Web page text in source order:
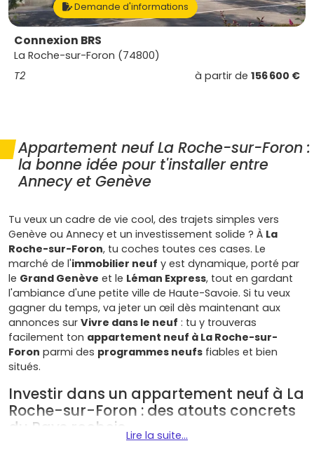
Demande d'informations
Connexion BRS
La Roche-sur-Foron (74800)
T2
à partir de 156 600 €
Appartement neuf La Roche-sur-Foron :
la bonne idée pour t'installer entre
Annecy et Genève
Tu veux un cadre de vie cool, des trajets simples vers
Genève ou Annecy et un investissement solide ? À La
Roche-sur-Foron, tu coches toutes ces cases. Le
marché de l'immobilier neuf y est dynamique, porté par
le Grand Genève et le Léman Express, tout en gardant
l'ambiance d'une petite ville de Haute-Savoie. Si tu veux
gagner du temps, va jeter un œil dès maintenant aux
annonces sur Vivre dans le neuf : tu y trouveras
facilement ton appartement neuf à La Roche-sur-
Foron parmi des programmes neufs fiables et bien
situés.
Investir dans un appartement neuf à La
Roche-sur-Foron : des atouts concrets
du Pays rochois
Lire la suite...